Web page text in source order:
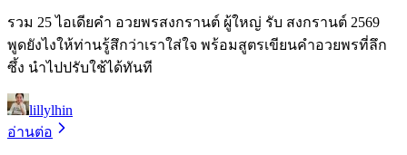
รวม 25 ไอเดียคำ อวยพรสงกรานต์ ผู้ใหญ่ รับ สงกรานต์ 2569
พูดยังไงให้ท่านรู้สึกว่าเราใส่ใจ พร้อมสูตรเขียนคำอวยพรที่ลึก
ซึ้ง นำไปปรับใช้ได้ทันที
lillylhin
อ่านต่อ